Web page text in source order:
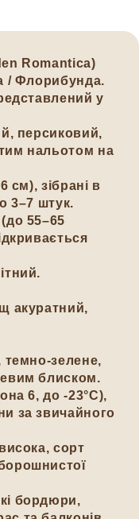
Romantica)
/ Флорибунда.
у
персиковий,
нальотом на
см), зібрані в
3–7 штук.
55–65
акуратний,
темно-зелене,
блиском.
6, до -23°C),
за звичайного
сорт
бордюри,